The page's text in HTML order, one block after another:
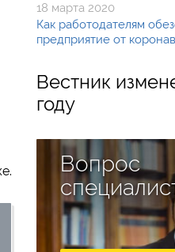
18 марта 2020
Как работодателям
предприятие от
Вестник
году
Вопрос